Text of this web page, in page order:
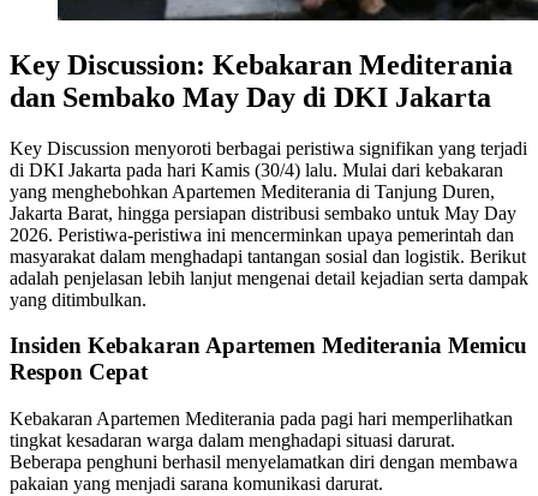
Key Discussion: Kebakaran Mediterania
dan Sembako May Day di DKI Jakarta
Key Discussion menyoroti berbagai peristiwa signifikan yang terjadi
di DKI Jakarta pada hari Kamis (30/4) lalu. Mulai dari kebakaran
yang menghebohkan Apartemen Mediterania di Tanjung Duren,
Jakarta Barat, hingga persiapan distribusi sembako untuk May Day
2026. Peristiwa-peristiwa ini mencerminkan upaya pemerintah dan
masyarakat dalam menghadapi tantangan sosial dan logistik. Berikut
adalah penjelasan lebih lanjut mengenai detail kejadian serta dampak
yang ditimbulkan.
Insiden Kebakaran Apartemen Mediterania Memicu
Respon Cepat
Kebakaran Apartemen Mediterania pada pagi hari memperlihatkan
tingkat kesadaran warga dalam menghadapi situasi darurat.
Beberapa penghuni berhasil menyelamatkan diri dengan membawa
pakaian yang menjadi sarana komunikasi darurat.